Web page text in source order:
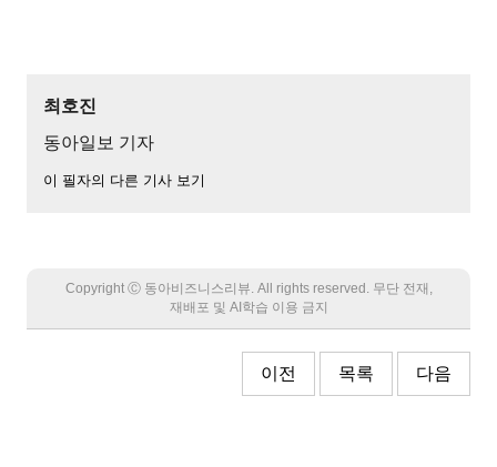
최호진
동아일보 기자
이 필자의 다른 기사 보기
Copyright Ⓒ 동아비즈니스리뷰. All rights reserved. 무단 전재,
재배포 및 AI학습 이용 금지
이전 목록 다음